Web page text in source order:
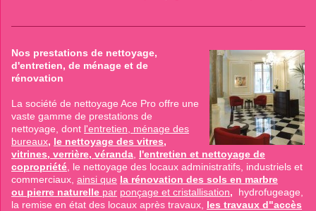
Nos prestations de nettoyage,
d'entretien, de ménage et de
rénovation
La société de nettoyage Ace Pro offre une
vaste gamme de prestations de
nettoyage, dont l'entretien, ménage des
bureaux, le nettoyage des vitres,
vitrines, verrière, véranda l'entretien et nettoyage de
copropriété , le nettoyage des locaux administratifs, industriels et
commerciaux, ainsi que la rénovation des sols en marbre
ou pierre naturelle par ponçage et cristallisation,
hydrofugeage,
la remise en état des locaux après travaux, les travaux d"accès